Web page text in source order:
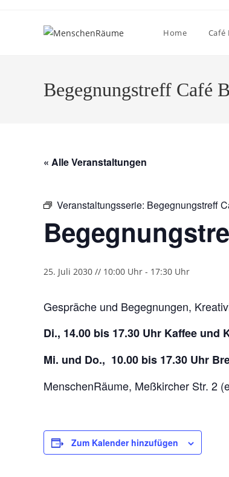
Home Café
Begegnungstreff Café
« Alle Veranstaltungen
Veranstaltungsserie: Begegnungstreff
25. Juli 2030 // 10:00 Uhr - 17:30 Uhr
Gespräche und Begegnungen,
Di., 14.00 bis 17.30 Uhr Kaffee und
Mi. und Do., 10.00 bis 17.30 Uhr
MenschenRäume, Meßkircher Str. 2
Zum Kalender hinzufügen